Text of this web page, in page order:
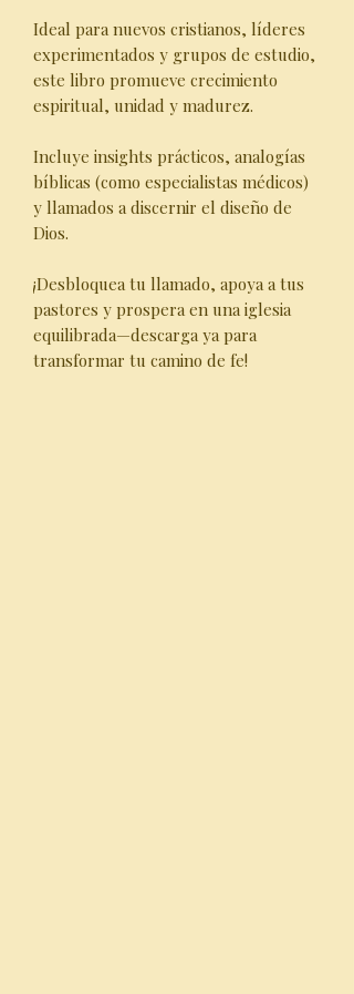
Ideal para nuevos cristianos, líderes
experimentados y grupos de estudio,
este libro promueve crecimiento
espiritual, unidad y madurez.
Incluye insights prácticos, analogías
bíblicas (como especialistas médicos)
y llamados a discernir el diseño de
Dios.
¡Desbloquea tu llamado, apoya a tus
pastores y prospera en una iglesia
equilibrada—descarga ya para
transformar tu camino de fe!